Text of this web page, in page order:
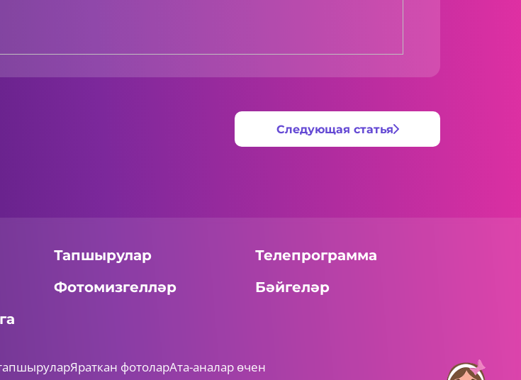
Следующая статья
Тапшырулар
Телепрограмма
Фотомизгелләр
Бәйгеләр
Яраткан фотоларАта-аналар өчен